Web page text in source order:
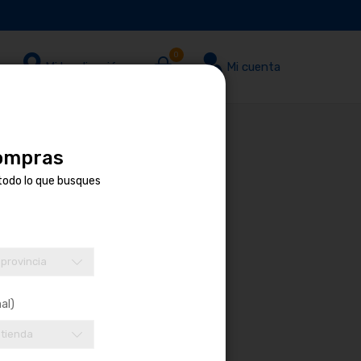
Mi localización
0
Mi cuenta
lo que busques